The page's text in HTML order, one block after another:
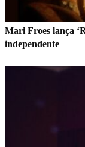
Mari Froes lança
independente